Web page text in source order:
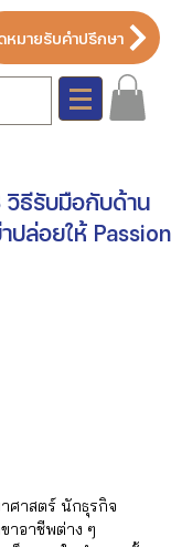
หมายรับคำปรึกษา
วิธีรับมือกับด้าน
ปล่อยให้ Passion
าอาชีพต่าง ๆ